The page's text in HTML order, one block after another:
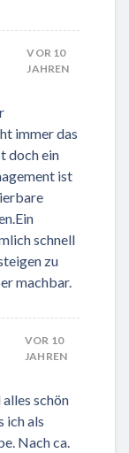
VOR 10
JAHREN
immer das
doch ein
ist
schnell
zu
machbar.
VOR 10
JAHREN
schön
ich als
Nach ca.